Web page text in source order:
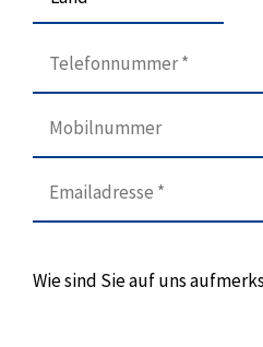
Wie sind Sie auf uns